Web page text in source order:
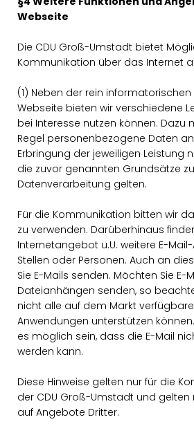
Webseite
Die CDU Groß-Umstadt bietet
Kommunikation über das Internet
(1) Neben der rein
Webseite bieten wir verschiedene
bei Interesse nutzen können. Dazu
Regel personenbezogene Daten
Erbringung der jeweiligen Leistung
die zuvor genannten Grundsätze
Datenverarbeitung gelten.
Für die Kommunikation bitten wir
zu verwenden. Darüberhinaus
Internetangebot u.U. weitere E-
Stellen oder Personen. Auch an
Sie E-Mails senden. Möchten Sie E-
Dateianhängen senden, so
nicht alle auf dem Markt
Anwendungen unterstützen
es möglich sein, dass die E-Mail
werden kann.
Diese Hinweise gelten nur für die
der CDU Groß-Umstadt und gelten
auf Angebote Dritter.